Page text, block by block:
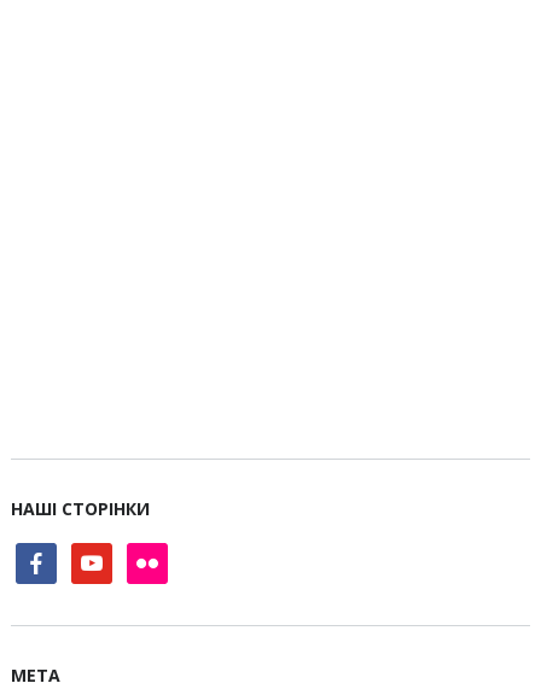
НАШІ СТОРІНКИ
facebookyoutube flickr
МЕТА